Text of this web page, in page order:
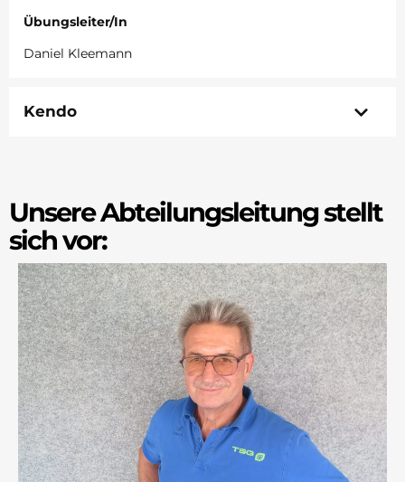
Übungsleiter/In
Daniel Kleemann
Kendo
Unsere Abteilungsleitung stellt
sich vor: